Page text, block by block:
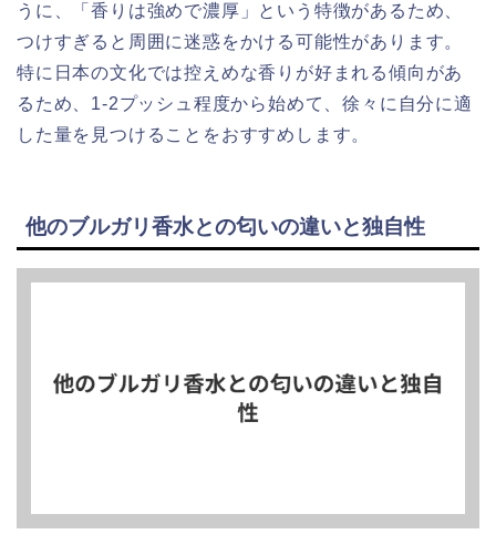
うに、「香りは強めで濃厚」という特徴があるため、
つけすぎると周囲に迷惑をかける可能性があります。
特に日本の文化では控えめな香りが好まれる傾向があ
るため、1-2プッシュ程度から始めて、徐々に自分に適
した量を見つけることをおすすめします。
他のブルガリ香水との匂いの違いと独自性